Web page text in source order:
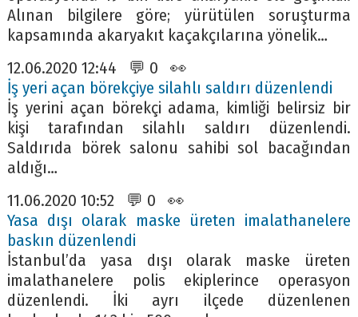
Alınan bilgilere göre; yürütülen soruşturma
kapsamında akaryakıt kaçakçılarına yönelik…
12.06.2020 12:44 💬 0 👀
İş yeri açan börekçiye silahlı saldırı düzenlendi
İş yerini açan börekçi adama, kimliği belirsiz bir
kişi tarafından silahlı saldırı düzenlendi.
Saldırıda börek salonu sahibi sol bacağından
aldığı…
11.06.2020 10:52 💬 0 👀
Yasa dışı olarak maske üreten imalathanelere
baskın düzenlendi
İstanbul’da yasa dışı olarak maske üreten
imalathanelere polis ekiplerince operasyon
düzenlendi. İki ayrı ilçede düzenlenen